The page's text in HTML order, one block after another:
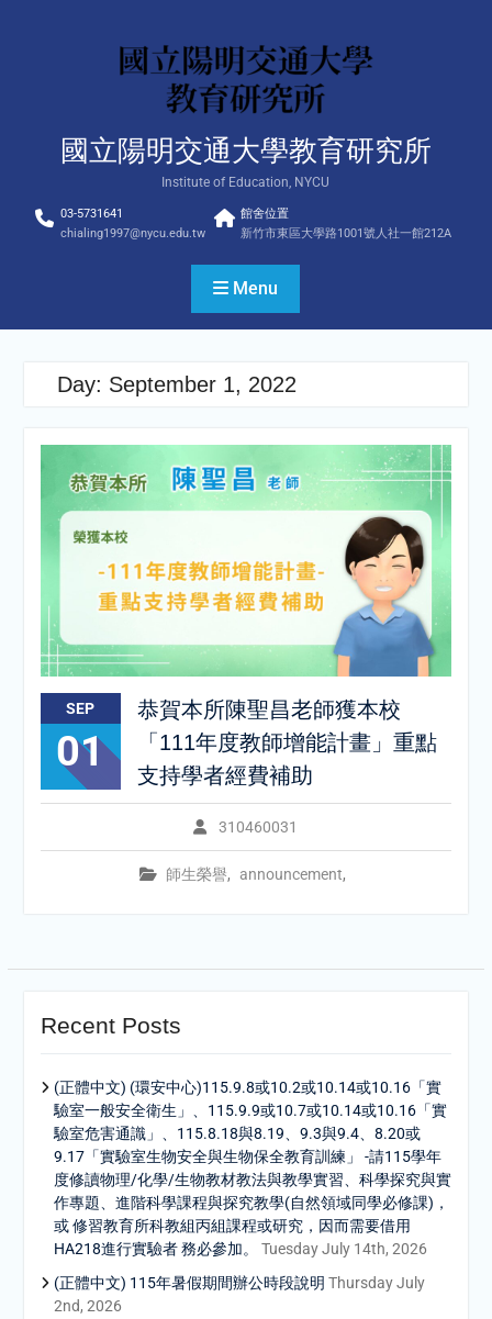
國立陽明交通大學教育研究所
Institute of Education, NYCU
03-5731641
chialing1997@nycu.edu.tw
館舍位置
新竹市東區大學路1001號人社一館212A
Menu
Day: September 1, 2022
SEP
01
恭賀本所陳聖昌老師獲本校
「111年度教師增能計畫」重點
支持學者經費補助
310460031
師生榮譽, announcement,
Recent Posts
(正體中文) (環安中心)115.9.8或10.2或10.14或10.16「實
驗室一般安全衛生」、115.9.9或10.7或10.14或10.16「實
驗室危害通識」、115.8.18與8.19、9.3與9.4、8.20或
9.17「實驗室生物安全與生物保全教育訓練」 -請115學年
度修讀物理/化學/生物教材教法與教學實習、科學探究與實
作專題、進階科學課程與探究教學(自然領域同學必修課)，
或 修習教育所科教組丙組課程或研究，因而需要借用
HA218進行實驗者 務必參加。
Tuesday July 14th, 2026
(正體中文) 115年暑假期間辦公時段說明 Thursday July
2nd, 2026